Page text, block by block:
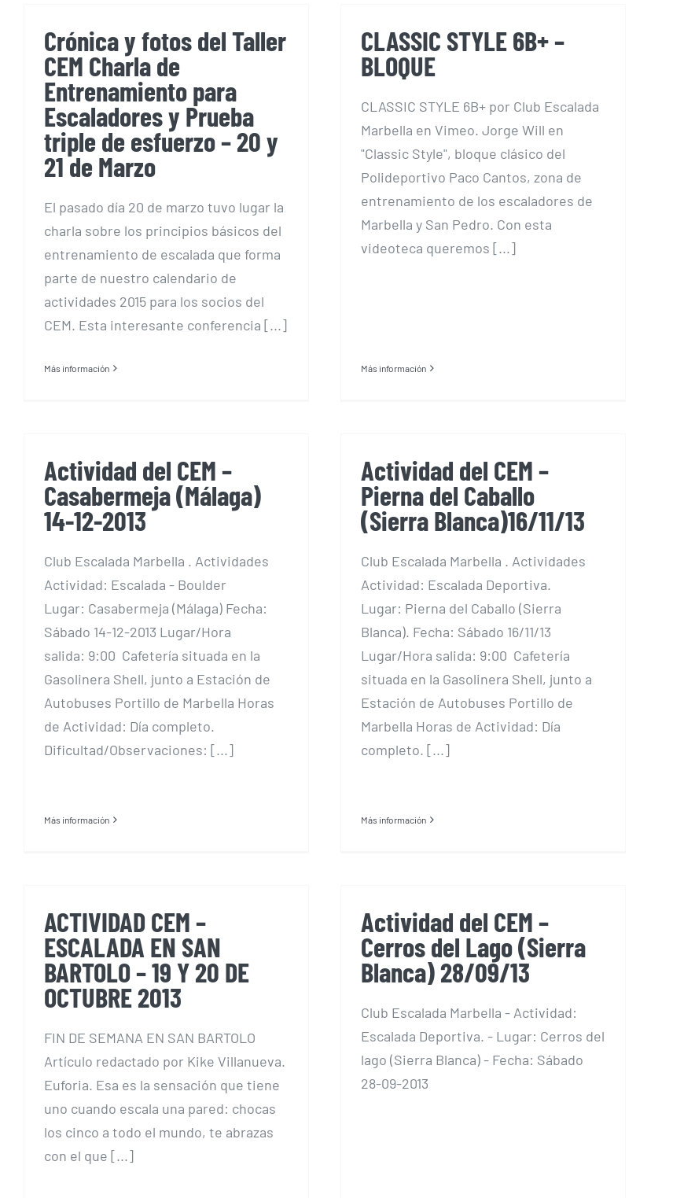
Crónica y fotos del Taller
CEM Charla de
Entrenamiento para
Escaladores y Prueba
triple de esfuerzo – 20 y
21 de Marzo
El pasado día 20 de marzo tuvo lugar la
charla sobre los principios básicos del
entrenamiento de escalada que forma
parte de nuestro calendario de
actividades 2015 para los socios del
CEM. Esta interesante conferencia [...]
Más información
CLASSIC STYLE 6B+ –
BLOQUE
CLASSIC STYLE 6B+ por Club Escalada
Marbella en Vimeo. Jorge Will en
"Classic Style", bloque clásico del
Polideportivo Paco Cantos, zona de
entrenamiento de los escaladores de
Marbella y San Pedro. Con esta
videoteca queremos [...]
Más información
Actividad del CEM –
Casabermeja (Málaga)
14-12-2013
Club Escalada Marbella . Actividades
Actividad: Escalada - Boulder
Lugar: Casabermeja (Málaga) Fecha:
Sábado 14-12-2013 Lugar/Hora
salida: 9:00 Cafetería situada en la
Gasolinera Shell, junto a Estación de
Autobuses Portillo de Marbella Horas
de Actividad: Día completo.
Dificultad/Observaciones: [...]
Más información
Actividad del CEM –
Pierna del Caballo
(Sierra Blanca)16/11/13
Club Escalada Marbella . Actividades
Actividad: Escalada Deportiva.
Lugar: Pierna del Caballo (Sierra
Blanca). Fecha: Sábado 16/11/13
Lugar/Hora salida: 9:00 Cafetería
situada en la Gasolinera Shell, junto a
Estación de Autobuses Portillo de
Marbella Horas de Actividad: Día
completo. [...]
Más información
ACTIVIDAD CEM –
ESCALADA EN SAN
BARTOLO – 19 Y 20 DE
OCTUBRE 2013
FIN DE SEMANA EN SAN BARTOLO
Artículo redactado por Kike Villanueva.
Euforia. Esa es la sensación que tiene
uno cuando escala una pared: chocas
los cinco a todo el mundo, te abrazas
con el que [...]
Actividad del CEM –
Cerros del Lago (Sierra
Blanca) 28/09/13
Club Escalada Marbella - Actividad:
Escalada Deportiva. - Lugar: Cerros del
lago (Sierra Blanca) - Fecha: Sábado
28-09-2013